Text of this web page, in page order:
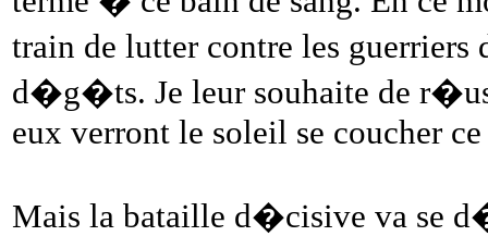
train de lutter contre les
d�g�ts. Je leur souhaite de
eux verront le soleil se coucher
Mais la bataille d�cisive va se